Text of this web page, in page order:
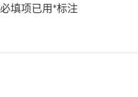
必填项已用*标注